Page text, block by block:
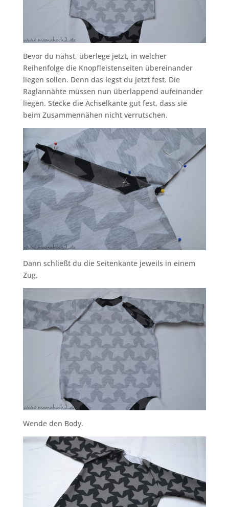
Bevor du nähst, überlege jetzt, in welcher
Reihenfolge die Knopfleistenseiten übereinander
liegen sollen. Denn das legst du jetzt fest. Die
Raglannähte müssen nun überlappend aufeinander
liegen. Stecke die Achselkante gut fest, dass sie
beim Zusammennähen nicht verrutschen.
Dann schließt du die Seitenkante jeweils in einem
Zug.
Wende den Body.